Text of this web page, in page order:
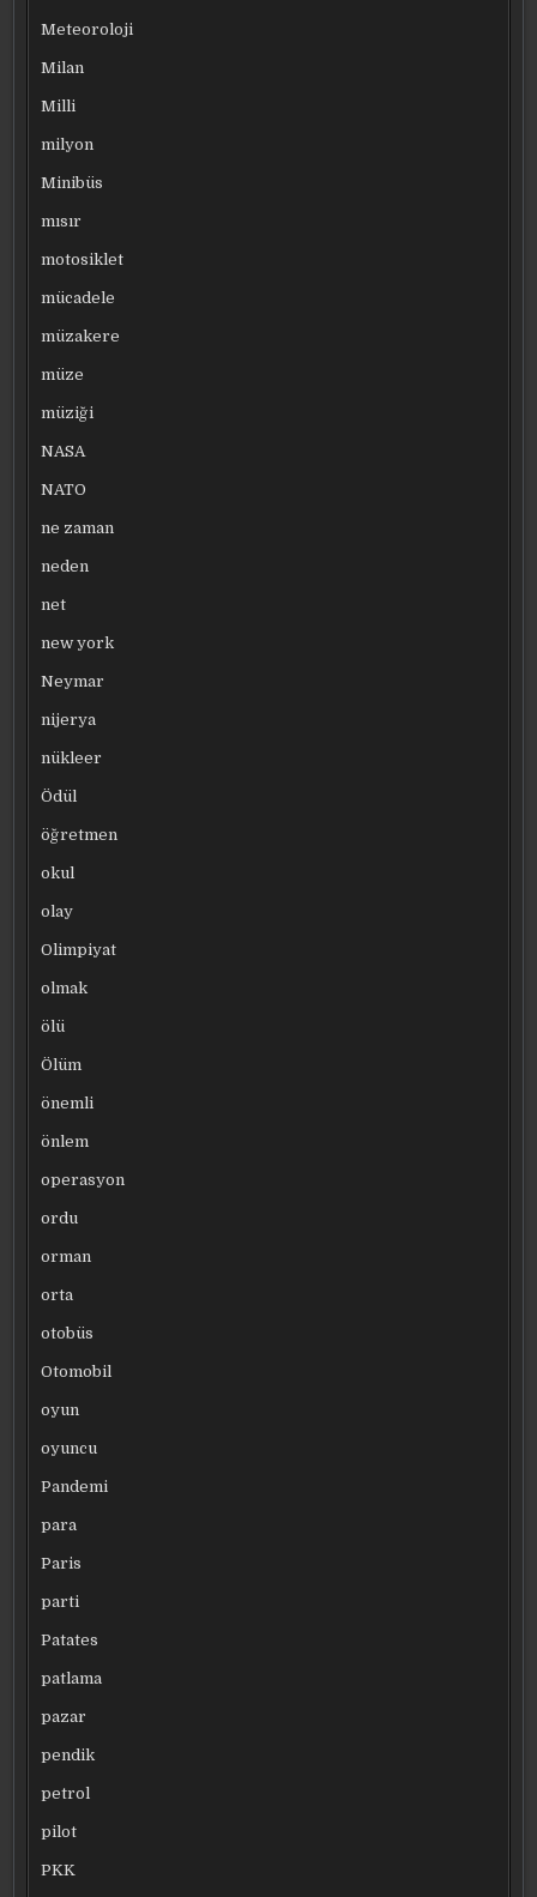
Meteoroloji
Milan
Milli
milyon
Minibüs
mısır
motosiklet
mücadele
müzakere
müze
müziği
NASA
NATO
ne zaman
neden
net
new york
Neymar
nijerya
nükleer
Ödül
öğretmen
okul
olay
Olimpiyat
olmak
ölü
Ölüm
önemli
önlem
operasyon
ordu
orman
orta
otobüs
Otomobil
oyun
oyuncu
Pandemi
para
Paris
parti
Patates
patlama
pazar
pendik
petrol
pilot
PKK